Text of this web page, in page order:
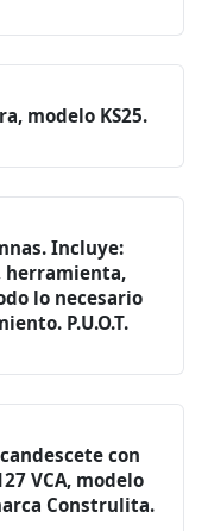
modelo KS25.
Incluye:
herramienta,
lo necesario
P.U.O.T.
con
VCA, modelo
Construlita.